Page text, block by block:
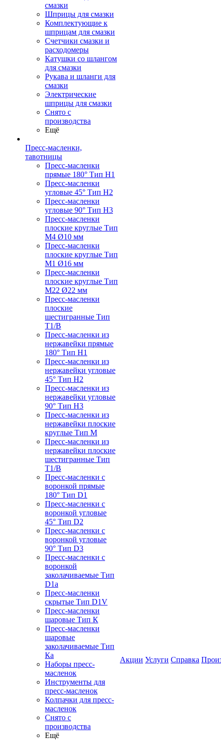
смазки
Шприцы для смазки
Комплектующие к
шприцам для смазки
Счетчики смазки и
расходомеры
Катушки со шлангом
для смазки
Рукава и шланги для
смазки
Электрические
шприцы для смазки
Снято с
производства
Ещё
Пресс-масленки,
тавотницы
Пресс-масленки
прямые 180° Тип H1
Пресс-масленки
угловые 45° Тип H2
Пресс-масленки
угловые 90° Тип H3
Пресс-масленки
плоские круглые Тип
M4 Ø10 мм
Пресс-масленки
плоские круглые Тип
M1 Ø16 мм
Пресс-масленки
плоские круглые Тип
M22 Ø22 мм
Пресс-масленки
плоские
шестигранные Тип
T1/B
Пресс-масленки из
нержавейки прямые
180° Тип H1
Пресс-масленки из
нержавейки угловые
45° Тип H2
Пресс-масленки из
нержавейки угловые
90° Тип H3
Пресс-масленки из
нержавейки плоские
круглые Тип M
Пресс-масленки из
нержавейки плоские
шестигранные Тип
T1/B
Пресс-масленки с
воронкой прямые
180° Тип D1
Пресс-масленки с
воронкой угловые
45° Тип D2
Пресс-масленки с
воронкой угловые
90° Тип D3
Пресс-масленки с
воронкой
заколачиваемые Тип
D1a
Пресс-масленки
скрытые Тип D1V
Пресс-масленки
шаровые Тип К
Пресс-масленки
шаровые
заколачиваемые Тип
Кa
Наборы пресс-
масленок
Инструменты для
пресс-масленок
Колпачки для пресс-
масленок
Снято с
производства
Ещё
Акции Услуги Справка